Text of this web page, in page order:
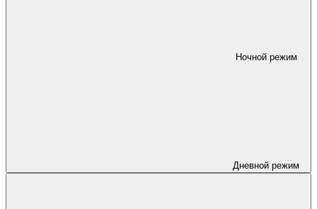
Ночной режим
Дневной режим